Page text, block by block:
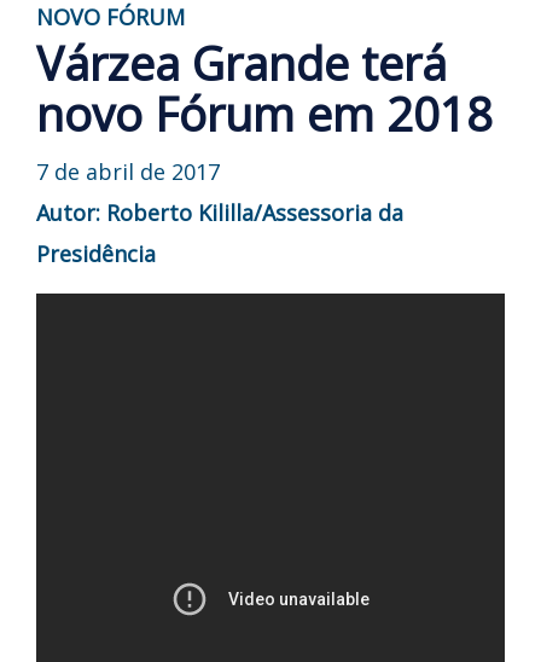
NOVO FÓRUM
Várzea Grande terá
novo Fórum em 2018
7 de abril de 2017
Autor: Roberto Kililla/Assessoria da
Presidência